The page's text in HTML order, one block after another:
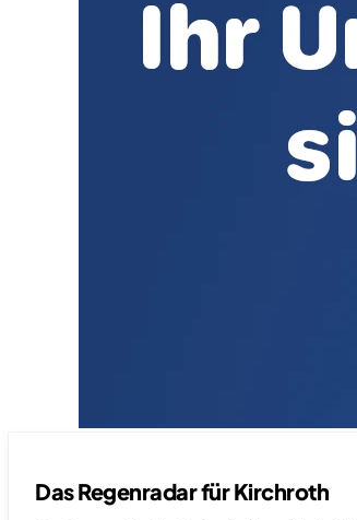
Das Regenradar für Kirchroth